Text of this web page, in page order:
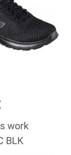
work
BLK